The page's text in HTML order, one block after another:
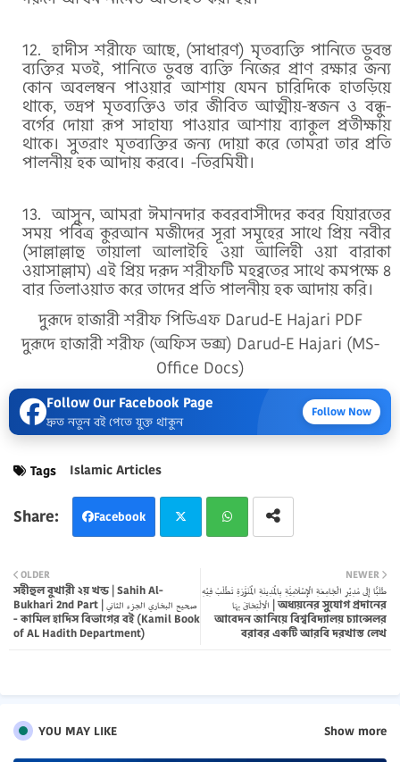
হাদীস শরীফে আছে, (সাধারণ) মৃতব্যক্তি পানিতে ডুবন্ত
ব্যক্তির মতই, পানিতে ডুবন্ত ব্যক্তি নিজের প্রাণ রক্ষার জন্য
কোন অবলম্বন পাওয়ার আশায় যেমন চারিদিকে হাতড়িয়ে
থাকে, তদ্রপ মৃতব্যক্তিও তার জীবিত আত্মীয়-স্বজন ও বন্ধু-
বর্গের দোয়া রূপ সাহায্য পাওয়ার আশায় ব্যাকুল প্রতীক্ষায়
থাকে। সুতরাং মৃতব্যক্তির জন্য দোয়া করে তোমরা তার প্রতি
পালনীয় হক আদায় করবে। -তিরমিযী।
আসুন, আমরা ঈমানদার কবরবাসীদের কবর যিয়ারতের
সময় পবিত্র কুরআন মজীদের সূরা সমূহের সাথে প্রিয় নবীর
(সাল্লাল্লাহু তায়ালা আলাইহি ওয়া আলিহী ওয়া বারাকা
ওয়াসাল্লাম) এই প্রিয় দরূদ শরীফটি মহব্বতের সাথে কমপক্ষে ৪
বার তিলাওয়াত করে তাদের প্রতি পালনীয় হক আদায় করি।
দুরূদে হাজারী শরীফ পিডিএফ Darud-E Hajari PDF
দুরূদে হাজারী শরীফ (অফিস ডক্স) Darud-E Hajari (MS-
Office Docs)
Follow Our Facebook Page
দ্রুত নতুন বই পেতে যুক্ত থাকুন
Follow Now
Tags Islamic Articles
Facebook
atsa
NEWER
طَلَبًا إِلَى مُدِيْرِ الْجَامِعَةِ الْإِسْلَامِيَّةِ بِالْمَدِينَةِ الْمُنَوَّرَةِ تَطْلُبُ فِيْهِ
الْاِلْتِحَاقَ بِهَا | অধ্যয়নের সুযোগ প্রদানের
আবেদন জানিয়ে বিশ্ববিদ্যালয় চ্যান্সেলর
বরাবর একটি আরবি দরখাস্ত লেখ
OLDER
সহীহুল বুখারী ২য় খন্ড | Sahih Al-
Bukhari 2nd Part | صحيح البخاري الجزء الثاني
- কামিল হাদিস বিভাগের বই (Kamil Book
of AL Hadith Department)
YOU MAY LIKE Show more